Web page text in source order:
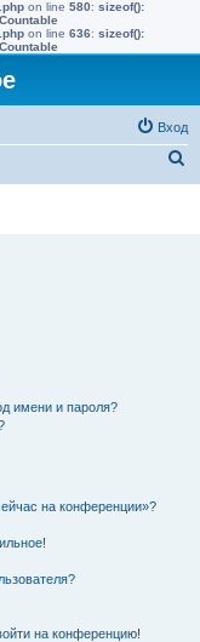
on line 580: sizeof():
on line 636: sizeof():
Вход
имени и пароля?
на конференции»?
на конференцию!